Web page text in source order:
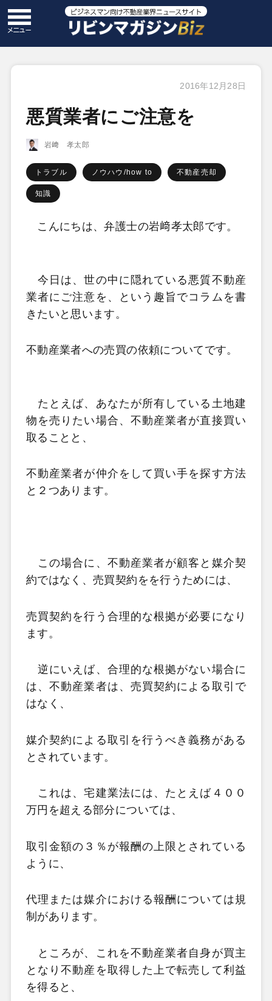
2016年12月28日
悪質業者にご注意を
岩﨑 孝太郎
トラブル ノウハウ/how to 不動産売却
知識
こんにちは、弁護士の岩﨑孝太郎です。
今日は、世の中に隠れている悪質不動産
業者にご注意を、という趣旨でコラムを書
きたいと思います。
不動産業者への売買の依頼についてです。
たとえば、あなたが所有している土地建
物を売りたい場合、不動産業者が直接買い
取ることと、
不動産業者が仲介をして買い手を探す方法
と２つあります。
この場合に、不動産業者が顧客と媒介契
約ではなく、売買契約をを行うためには、
売買契約を行う合理的な根拠が必要になり
ます。
逆にいえば、合理的な根拠がない場合に
は、不動産業者は、売買契約による取引で
はなく、
媒介契約による取引を行うべき義務がある
とされています。
これは、宅建業法には、たとえば４００
万円を超える部分については、
取引金額の３％が報酬の上限とされている
ように、
代理または媒介における報酬については規
制があります。
ところが、これを不動産業者自身が買主
となり不動産を取得した上で転売して利益
を得ると、